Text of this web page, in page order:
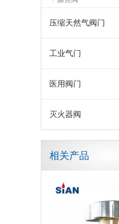
压缩天然气阀门
工业气门
医用阀门
灭火器阀
相关产品
870 CGA 医用阀门